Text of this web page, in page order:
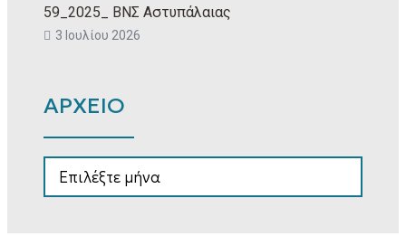
59_2025_ ΒΝΣ Αστυπάλαιας
3 Ιουλίου 2026
ΑΡΧΕΙΟ